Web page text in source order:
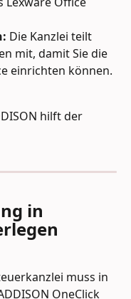
Die Kanzlei teilt
mit, damit Sie die
einrichten können.
hilft der
in
muss in
OneClick